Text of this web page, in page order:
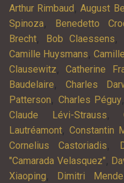
Arthur Rimbaud ,August
Spinoza, Benedetto
Brecht, Bob Claessens,
Camille Huysmans,
Clausewitz,Catherine
Baudelaire, Charles
Patterson, Charles Péguy
Claude Lévi-Strauss,
Lautréamont, Constantin
Cornelius Castoriadis,
"Camarada Velasquez",
Xiaoping, Dimitri